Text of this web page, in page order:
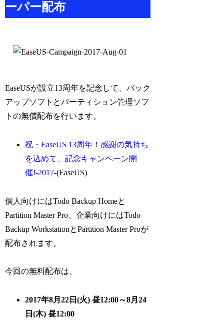
ーパー配布
EaseUSが設立13周年を記念して、バック
アップソフトとパーティション管理ソフ
トの無償配布を行います。
祝・EaseUS 13周年！感謝の気持ち
を込めて、記念キャンペーン開
催!-2017-(EaseUS)
個人向けにはTodo Backup Homeと
Partition Master Pro、企業向けにはTodo
Backup WorkstationとPartition Master Proが
配布されます。
今回の無料配布は、
2017年8月22日(火) 昼12:00～8月24
日(木) 昼12:00